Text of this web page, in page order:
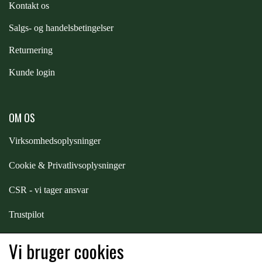
WAHLSTEN
WALSH
Kontakt os
Salgs- og handelsbetingelser
Returnering
Kunde login
OM OS
Virksomhedsoplysninger
Cookie & Privatlivsoplysninger
CSR - vi tager ansvar
Trustpilot
Vi bruger cookies